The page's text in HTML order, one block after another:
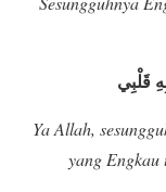
قَلْبِي
Ya Allah,
yang Engkau